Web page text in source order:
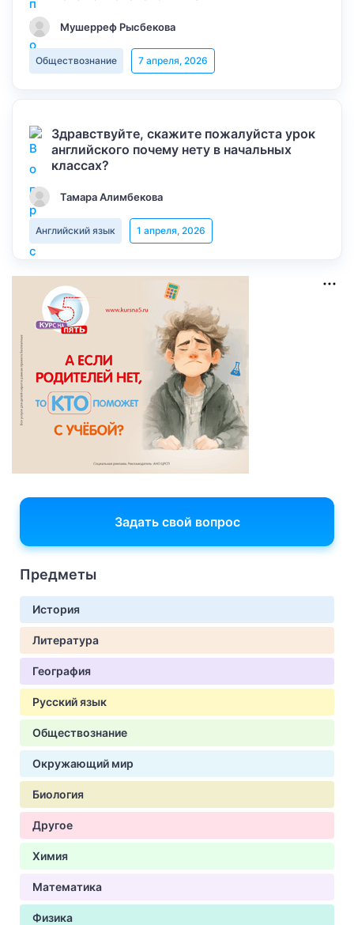
Мушерреф Рысбекова
Обществознание 7 апреля, 2026
Здравствуйте, скажите пожалуйста урок
английского почему нету в начальных
классах?
Тамара Алимбекова
Английский язык 1 апреля, 2026
Задать свой вопрос
Предметы
История
Литература
География
Русский язык
Обществознание
Окружающий мир
Биология
Другое
Химия
Математика
Физика